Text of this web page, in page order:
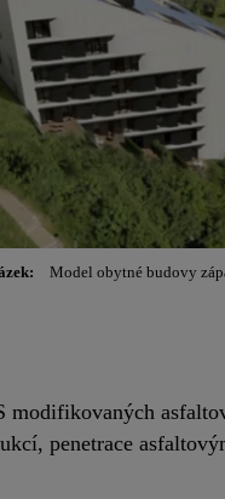
Model obytné budovy
modifikovaných
penetrace